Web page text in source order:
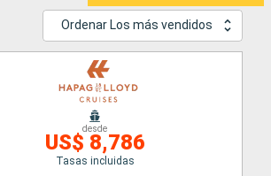
Ordenar Los más vendidos
desde
US$ 8,786
Tasas incluidas